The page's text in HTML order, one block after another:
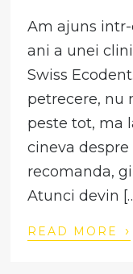
Am ajuns intr-
ani a unei
Swiss
petrecere, nu
peste tot, ma
cineva
recomanda,
Atunci devin
READ MORE ›